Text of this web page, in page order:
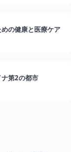
の健康と医療ケア
第2の都市